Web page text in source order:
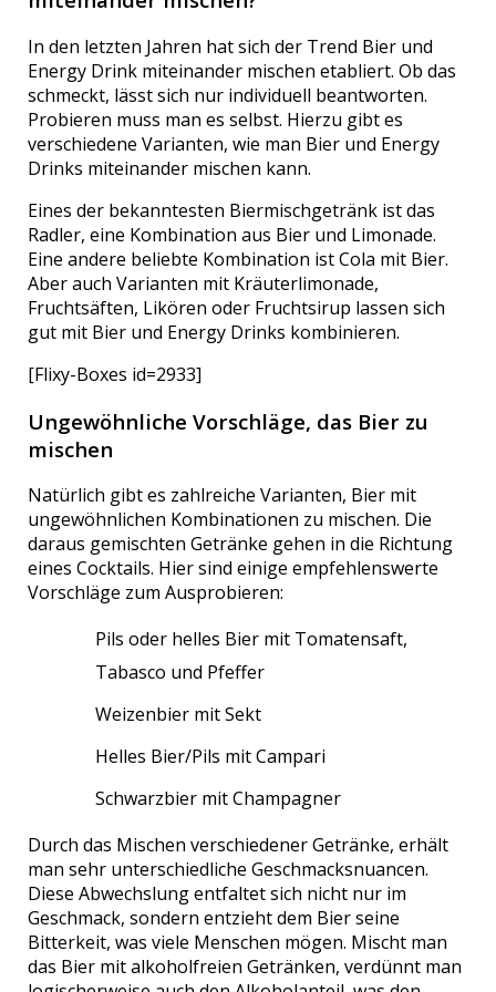
In den letzten Jahren hat sich der Trend Bier und
Energy Drink miteinander mischen etabliert. Ob das
schmeckt, lässt sich nur individuell beantworten.
Probieren muss man es selbst. Hierzu gibt es
verschiedene Varianten, wie man Bier und Energy
Drinks miteinander mischen kann.
Eines der bekanntesten Biermischgetränk ist das
Radler, eine Kombination aus Bier und Limonade.
Eine andere beliebte Kombination ist Cola mit Bier.
Aber auch Varianten mit Kräuterlimonade,
Fruchtsäften, Likören oder Fruchtsirup lassen sich
gut mit Bier und Energy Drinks kombinieren.
[Flixy-Boxes id=2933]
Ungewöhnliche Vorschläge, das Bier zu
mischen
Natürlich gibt es zahlreiche Varianten, Bier mit
ungewöhnlichen Kombinationen zu mischen. Die
daraus gemischten Getränke gehen in die Richtung
eines Cocktails. Hier sind einige empfehlenswerte
Vorschläge zum Ausprobieren:
Pils oder helles Bier mit Tomatensaft,
Tabasco und Pfeffer
Weizenbier mit Sekt
Helles Bier/Pils mit Campari
Schwarzbier mit Champagner
Durch das Mischen verschiedener Getränke, erhält
man sehr unterschiedliche Geschmacksnuancen.
Diese Abwechslung entfaltet sich nicht nur im
Geschmack, sondern entzieht dem Bier seine
Bitterkeit, was viele Menschen mögen. Mischt man
das Bier mit alkoholfreien Getränken, verdünnt man